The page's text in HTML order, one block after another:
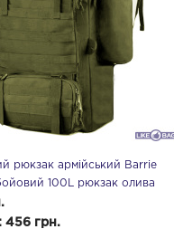
рюкзак армійський Barrie
100L рюкзак олива
штурмовий LB-509
456 грн.